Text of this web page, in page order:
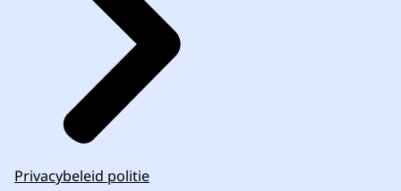
Privacybeleid politie